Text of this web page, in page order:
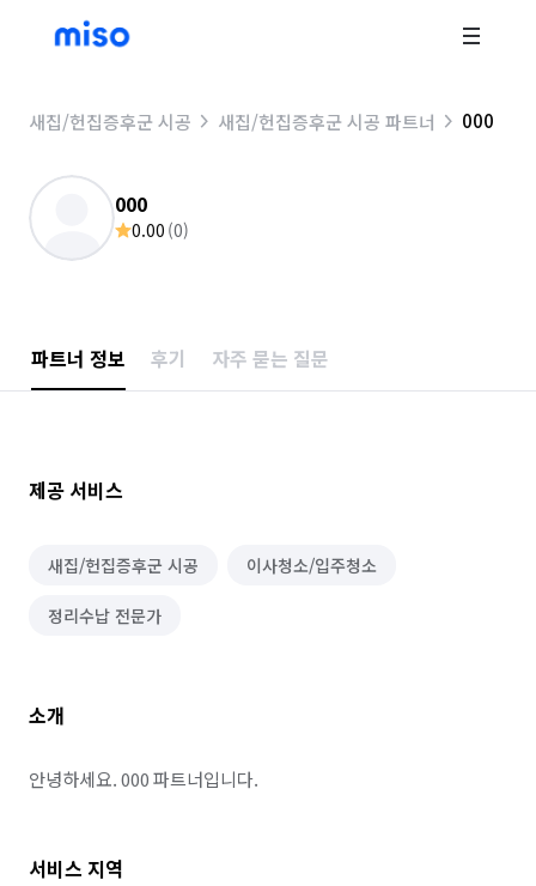
새집/헌집증후군 시공 새집/헌집증후군 시공 파트너 000
000
0.00 (0)
파트너 정보 후기 자주 묻는 질문
제공 서비스
새집/헌집증후군 시공 이사청소/입주청소
정리수납 전문가
소개
안녕하세요. 000 파트너입니다.
서비스 지역